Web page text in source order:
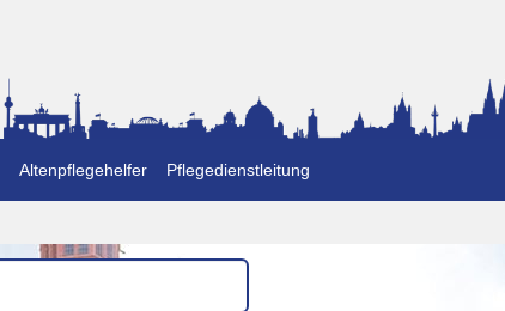
Altenpflegehelfer Pflegedienstleitung